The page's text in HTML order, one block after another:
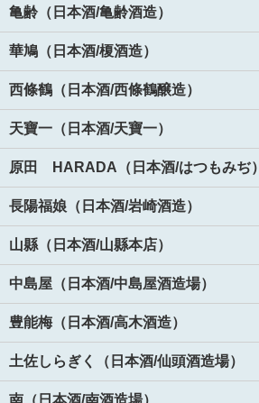
亀齢（日本酒/亀齢酒造）
華鳩（日本酒/榎酒造）
西條鶴（日本酒/西條鶴醸造）
天寶一（日本酒/天寶一）
原田 HARADA（日本酒/はつもみぢ）
長陽福娘（日本酒/岩崎酒造）
山縣（日本酒/山縣本店）
中島屋（日本酒/中島屋酒造場）
豊能梅（日本酒/高木酒造）
土佐しらぎく（日本酒/仙頭酒造場）